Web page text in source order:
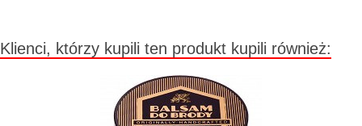
Klienci, którzy kupili ten produkt kupili również: